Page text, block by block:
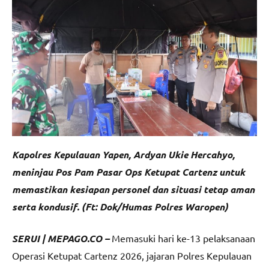
Kapolres Kepulauan Yapen, Ardyan Ukie Hercahyo,
meninjau Pos Pam Pasar Ops Ketupat Cartenz untuk
memastikan kesiapan personel dan situasi tetap aman
serta kondusif. (Ft: Dok/Humas Polres Waropen)
SERUI | MEPAGO.CO – Memasuki hari ke-13 pelaksanaan
Operasi Ketupat Cartenz 2026, jajaran Polres Kepulauan